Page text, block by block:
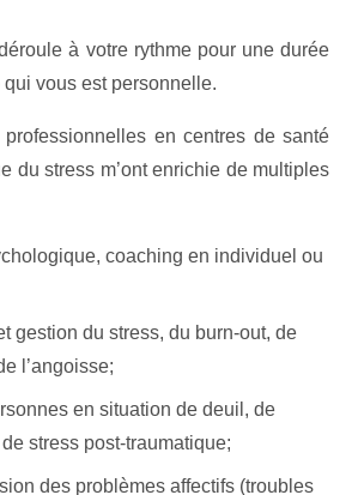
à votre rythme pour une durée
vous est personnelle.
professionnelles en centres de santé
du stress m’ont enrichie de multiples
coaching en individuel ou
gestion du stress, du burn-out, de
l’angoisse;
en situation de deuil, de
stress post-traumatique;
des problèmes affectifs (troubles